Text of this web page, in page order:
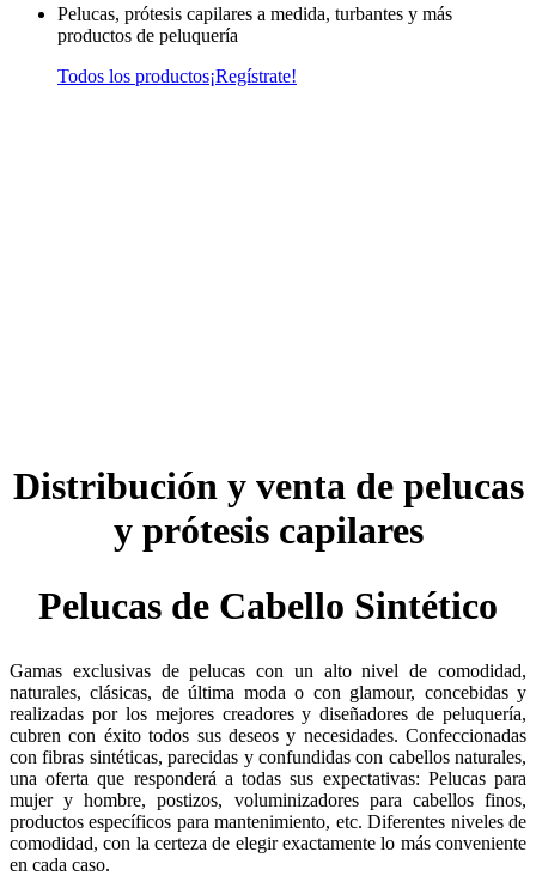
Pelucas, prótesis capilares a medida, turbantes y más
productos de peluquería
Todos los productos¡Regístrate!
Distribución y venta de pelucas
y prótesis capilares
Pelucas de Cabello Sintético
Gamas exclusivas de pelucas con un alto nivel de comodidad,
naturales, clásicas, de última moda o con glamour, concebidas y
realizadas por los mejores creadores y diseñadores de peluquería,
cubren con éxito todos sus deseos y necesidades. Confeccionadas
con fibras sintéticas, parecidas y confundidas con cabellos naturales,
una oferta que responderá a todas sus expectativas: Pelucas para
mujer y hombre, postizos, voluminizadores para cabellos finos,
productos específicos para mantenimiento, etc. Diferentes niveles de
comodidad, con la certeza de elegir exactamente lo más conveniente
en cada caso.